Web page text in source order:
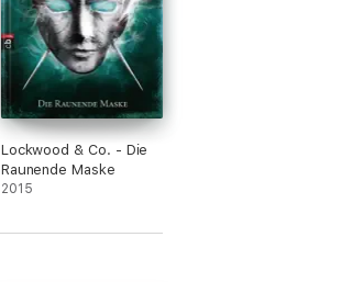
Lockwood & Co. - Die
Raunende Maske
2015